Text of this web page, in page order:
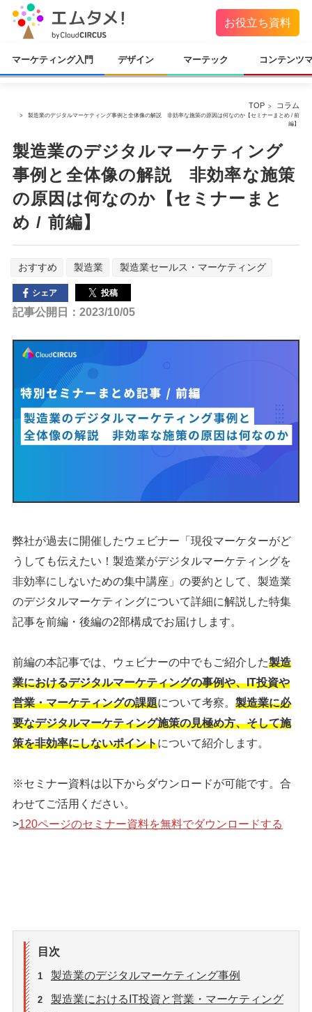
お役立ち資料
マーケティング入門 デザイン マーテック コンテンツ
TOP コラム
製造業のデジタルマーケティング事例と全体像の解説 非効率な施策の原因は何なのか【セミナーまとめ / 前
編】
製造業のデジタルマーケティング
事例と全体像の解説 非効率な施策
の原因は何なのか【セミナーまと
め / 前編】
おすすめ 製造業 製造業セールス・マーケティング
シェア 投稿
記事公開日：2023/10/05
弊社が過去に開催したウェビナー「現役マーケターがど
うしても伝えたい！ 製造業がデジタルマーケティングを
非効率にしないための集中講座」の要約として、製造業
のデジタルマーケティングについて詳細に解説した特集
記事を前編・後編の2部構成でお届けします。
前編の本記事では、ウェビナーの中でもご紹介した製造
業におけるデジタルマーケティングの事例や、IT投資や
営業・マーケティングの課題について考察。 製造業に必
要なデジタルマーケティング施策の見極め方、そして施
策を非効率にしないポイントについて紹介します。
※セミナー資料は以下からダウンロードが可能です。合
わせてご活用ください。
>120ページのセミナー資料を無料でダウンロードする
目次
1 製造業のデジタルマーケティング事例
2
製造業におけるIT投資と営業・マーケティング